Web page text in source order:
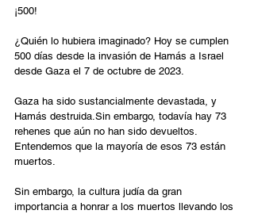
¡500!
¿Quién lo hubiera imaginado? Hoy se cumplen
500 días desde la invasión de Hamás a Israel
desde Gaza el 7 de octubre de 2023.
Gaza ha sido sustancialmente devastada, y
Hamás destruida.Sin embargo, todavía hay 73
rehenes que aún no han sido devueltos.
Entendemos que la mayoría de esos 73 están
muertos.
Sin embargo, la cultura judía da gran
importancia a honrar a los muertos llevando los